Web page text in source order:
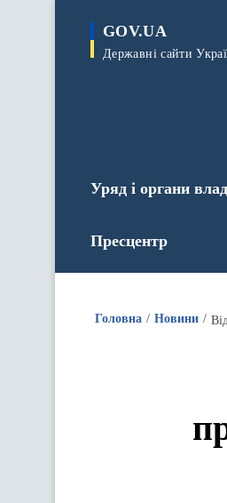
GOV.UA
Державні сайти
Уряд і органи
Пресцентр
Головна Новини